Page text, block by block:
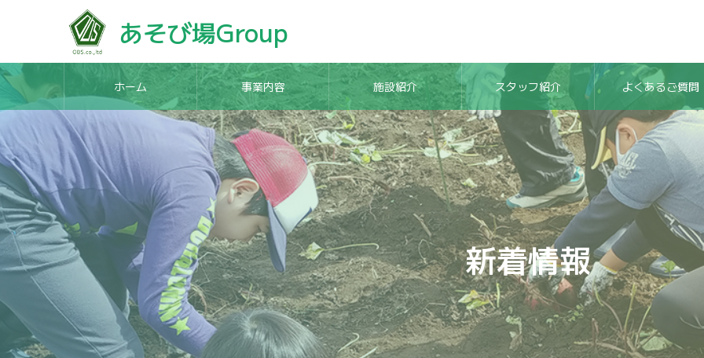
あそび場Group
ホーム 事業内容 施設紹介 スタッフ紹介 よくあるご質問
新着情報